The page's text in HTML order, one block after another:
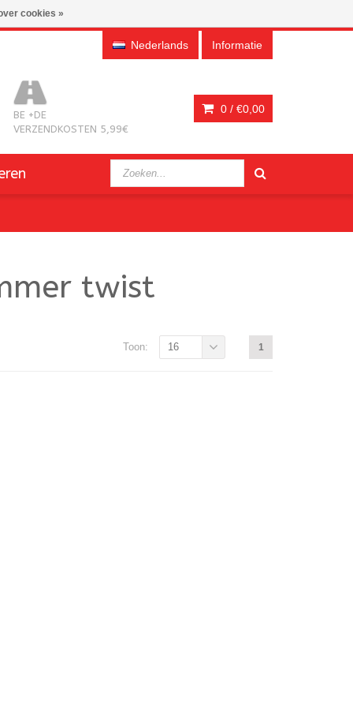
Nederlands Informatie
BE +DE
VERZENDKOSTEN 5,99€
0 / €0,00
twist
1
Toon: 16
cookies »